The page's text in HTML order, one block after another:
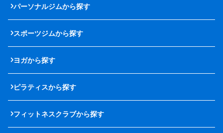
パーソナルジムから探す
スポーツジムから探す
ヨガから探す
ピラティスから探す
フィットネスクラブから探す